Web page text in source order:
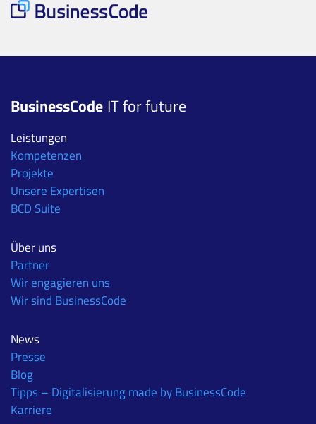
BusinessCode IT for future
Leistungen
Kompetenzen
Projekte
Unsere Expertisen
BCD Suite
Über uns
Partner
Wir engagieren uns
Wir sind BusinessCode
News
Presse
Blog
Tipps – Digitalisierung made by BusinessCode
Karriere